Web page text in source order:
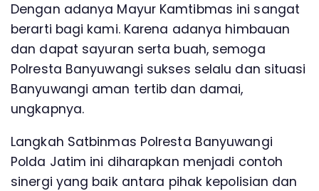
Dengan adanya Mayur Kamtibmas ini sangat
berarti bagi kami. Karena adanya himbauan
dan dapat sayuran serta buah, semoga
Polresta Banyuwangi sukses selalu dan situasi
Banyuwangi aman tertib dan damai,
ungkapnya.
Langkah Satbinmas Polresta Banyuwangi
Polda Jatim ini diharapkan menjadi contoh
sinergi yang baik antara pihak kepolisian dan